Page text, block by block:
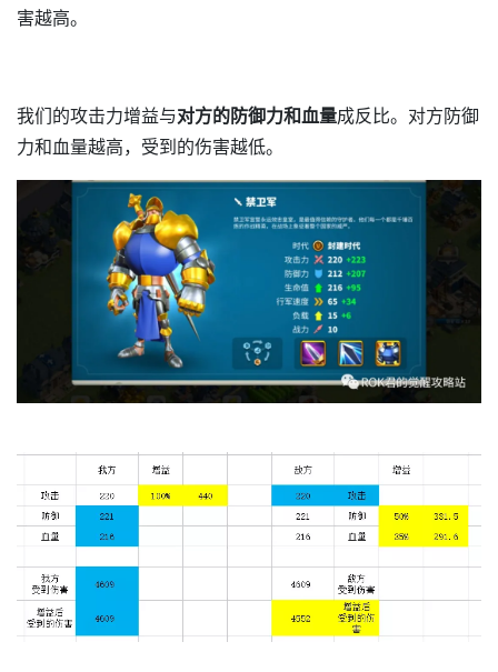
害越高。
我们的攻击力增益与对方的防御力和血量成反比。对方防御
力和血量越高，受到的伤害越低。